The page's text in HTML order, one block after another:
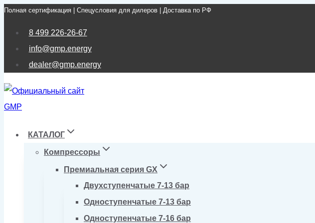
Перейти
Полная сертификация | Спецусловия для дилеров | Доставка по РФ
8 499 226-26-67
info@gmp.energy
dealer@gmp.energy
КАТАЛОГ
Компрессоры
Премиальная серия GX
Двухступенчатые 7-13 бар
Одноступенчатые 7-13 бар
Одноступенчатые 7-16 бар